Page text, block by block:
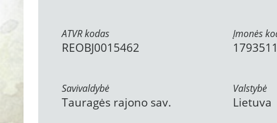
ATVR kodas
REOBJ0015462
Įmonės
Savivaldybė
Tauragės rajono sav.
Valstybė
Lietuva